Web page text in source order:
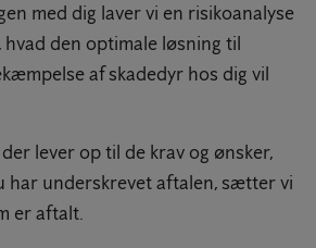
med dig laver vi en risikoanalyse
den optimale løsning til
af skadedyr hos dig vil
lever op til de krav og ønsker,
har underskrevet aftalen, sætter vi
er aftalt.